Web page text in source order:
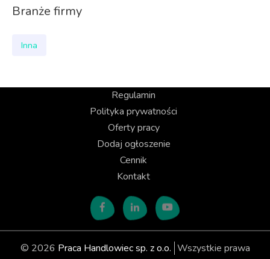
Branże firmy
Inna
Regulamin
Polityka prywatności
Oferty pracy
Dodaj ogłoszenie
Cennik
Kontakt
© 2026 Praca Handlowiec sp. z o.o. Wszystkie prawa